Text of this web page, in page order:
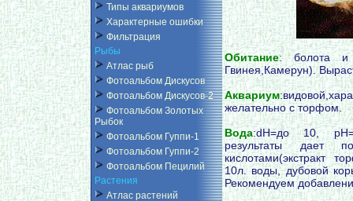
Типы аквариумов
Характерные ошибки
Фильтрация
Рыбы
Атлас рыб
Фотоальбом Дискусов
Фотоальбом Дискусов-2
Фотоальбом Золотых
Рыбок
Фотоальбом Гуппи-1
Фотоальбом Гуппи-2
Фотоальбом Пецилий
Растения
Атлас растений
Обитание: болота и
Гвинея,Камерун).
Аквариум
желательно с торфом.
Вода:dH=до 10,
результаты дает
кислотами(экстракт
10л. воды, дубовой
Рекомендуем